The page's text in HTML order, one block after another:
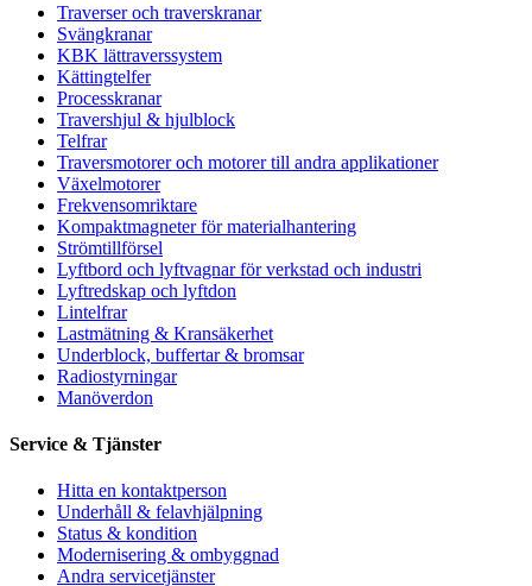
Traverser och traverskranar
Svängkranar
KBK lättraverssystem
Kättingtelfer
Processkranar
Travershjul & hjulblock
Telfrar
Traversmotorer och motorer till andra applikationer
Växelmotorer
Frekvensomriktare
Kompaktmagneter för materialhantering
Strömtillförsel
Lyftbord och lyftvagnar för verkstad och industri
Lyftredskap och lyftdon
Lintelfrar
Lastmätning & Kransäkerhet
Underblock, buffertar & bromsar
Radiostyrningar
Manöverdon
Service & Tjänster
Hitta en kontaktperson
Underhåll & felavhjälpning
Status & kondition
Modernisering & ombyggnad
Andra servicetjänster